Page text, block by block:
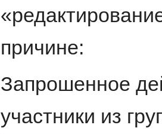
причине:
Запрошенное
участники из